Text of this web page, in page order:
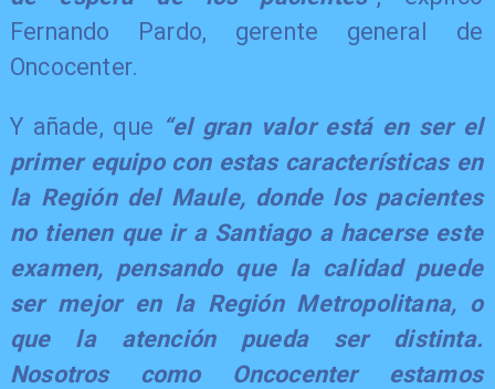
Fernando Pardo, gerente general de
Oncocenter.
​Y añade, que “el gran valor está en ser el
primer equipo con estas características en
la Región del Maule, donde los pacientes
no tienen que ir a Santiago a hacerse este
examen, pensando que la calidad puede
ser mejor en la Región Metropolitana, o
que la atención pueda ser distinta.
Nosotros como Oncocenter estamos